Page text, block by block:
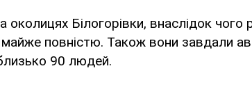
околицях Білогорівки, внаслідок чого
повністю. Також вони завдали
90 людей.